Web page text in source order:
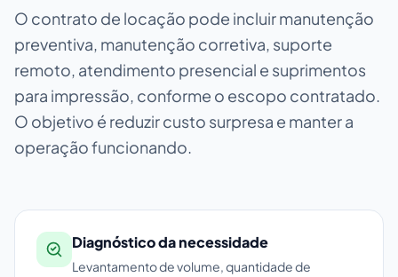
O contrato de locação pode incluir manutenção
preventiva, manutenção corretiva, suporte
remoto, atendimento presencial e suprimentos
para impressão, conforme o escopo contratado.
O objetivo é reduzir custo surpresa e manter a
operação funcionando.
Diagnóstico da necessidade
Levantamento de volume, quantidade de